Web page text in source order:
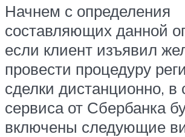
Начнем с определения
составляющих данной
если клиент изъявил
провести процедуру
сделки дистанционно, в
сервиса от Сбербанка
включены следующие